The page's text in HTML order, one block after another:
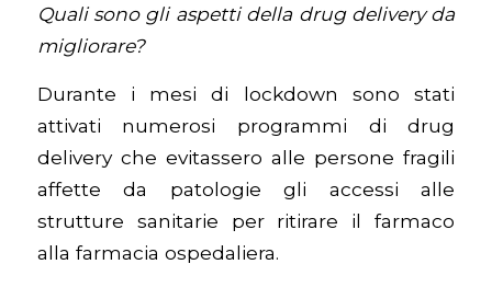
Quali sono gli aspetti della drug delivery da
migliorare?
Durante i mesi di lockdown sono stati
attivati numerosi programmi di drug
delivery che evitassero alle persone fragili
affette da patologie gli accessi alle
strutture sanitarie per ritirare il farmaco
alla farmacia ospedaliera.